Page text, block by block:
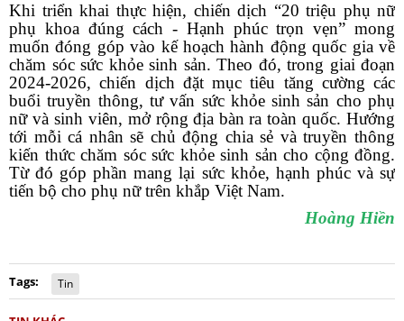
Khi triển khai thực hiện, chiến dịch “20 triệu phụ nữ
phụ khoa đúng cách - Hạnh phúc trọn vẹn” mong
muốn đóng góp vào kế hoạch hành động quốc gia về
chăm sóc sức khỏe sinh sản. Theo đó, trong giai đoạn
2024-2026, chiến dịch đặt mục tiêu tăng cường các
buổi truyền thông, tư vấn sức khỏe sinh sản cho phụ
nữ và sinh viên, mở rộng địa bàn ra toàn quốc. Hướng
tới mỗi cá nhân sẽ chủ động chia sẻ và truyền thông
kiến thức chăm sóc sức khỏe sinh sản cho cộng đồng.
Từ đó góp phần mang lại sức khỏe, hạnh phúc và sự
tiến bộ cho phụ nữ trên khắp Việt Nam.
Hoàng Hiền
Tags: Tin